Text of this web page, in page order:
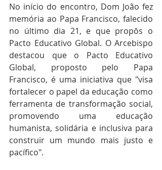
No início do encontro, Dom João fez
memória ao Papa Francisco, falecido
no último dia 21, e que propôs o
Pacto Educativo Global. O Arcebispo
destacou que o Pacto Educativo
Global, proposto pelo Papa
Francisco, é uma iniciativa que "visa
fortalecer o papel da educação como
ferramenta de transformação social,
promovendo uma educação
humanista, solidária e inclusiva para
construir um mundo mais justo e
pacífico".